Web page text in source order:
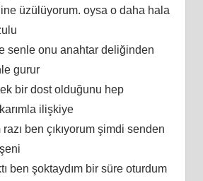
üzülüyorum. oysa o daha hala
senle onu anahtar deliğinden
gurur
bir dost olduğunu hep
ilişkiye
ben çıkıyorum şimdi senden
ben şoktaydım bir süre oturdum